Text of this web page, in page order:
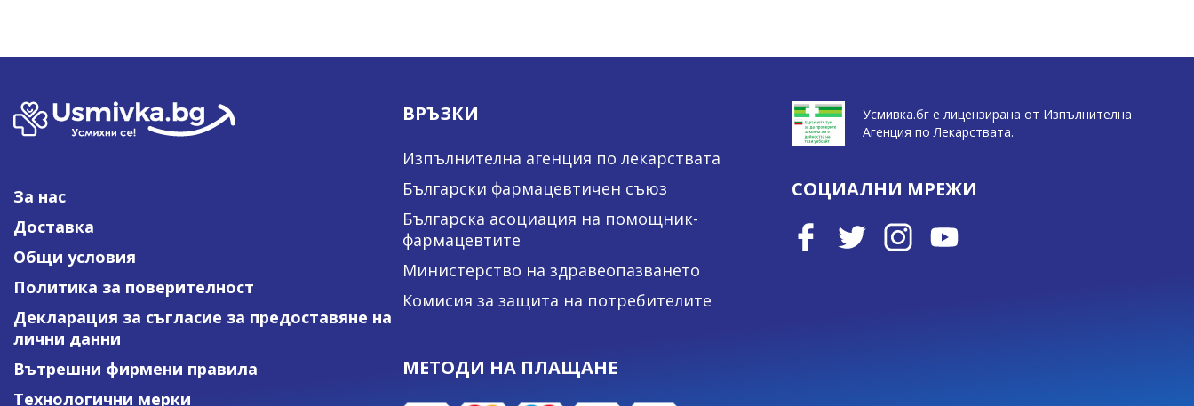
За нас
Доставка
Общи условия
Политика за поверителност
Декларация за съгласие за предоставяне на
лични данни
Вътрешни фирмени правила
Технологични мерки
ВРЪЗКИ
Изпълнителна агенция по лекарствата
Български фармацевтичен съюз
Българска асоциация на помощник-
фармацевтите
Министерство на здравеопазването
Комисия за защита на потребителите
МЕТОДИ НА ПЛАЩАНЕ
Усмивка.бг е лицензирана от Изпълнителна
Агенция по Лекарствата.
СОЦИАЛНИ МРЕЖИ